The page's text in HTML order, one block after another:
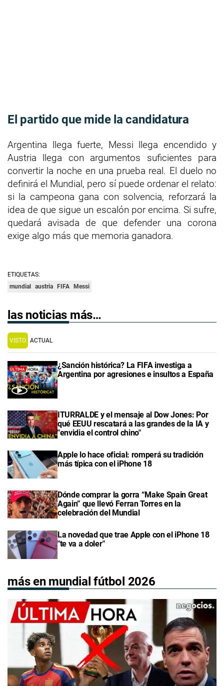
El partido que mide la candidatura
Argentina llega fuerte, Messi llega encendido y
Austria llega con argumentos suficientes para
convertir la noche en una prueba real. El duelo no
definirá el Mundial, pero sí puede ordenar el relato:
si la campeona gana con solvencia, reforzará la
idea de que sigue un escalón por encima. Si sufre,
quedará avisada de que defender una corona
exige algo más que memoria ganadora.
ETIQUETAS:
mundial austria FIFA Messi
las noticias más…
VISTO ACTUAL
¿Sanción histórica? La FIFA investiga a
Argentina por agresiones e insultos a España
ITURRALDE y el mensaje al Dow Jones: Por
qué EEUU rescatará a las grandes de la IA y
"envidia el control chino"
Apple lo hace oficial: romperá su tradición
más típica con el iPhone 18
Dónde comprar la gorra “Make Spain Great
Again” que llevó Ferran Torres en la
celebración del Mundial
La novedad que trae Apple con el iPhone 18
"te va a doler"
más en mundial fútbol 2026